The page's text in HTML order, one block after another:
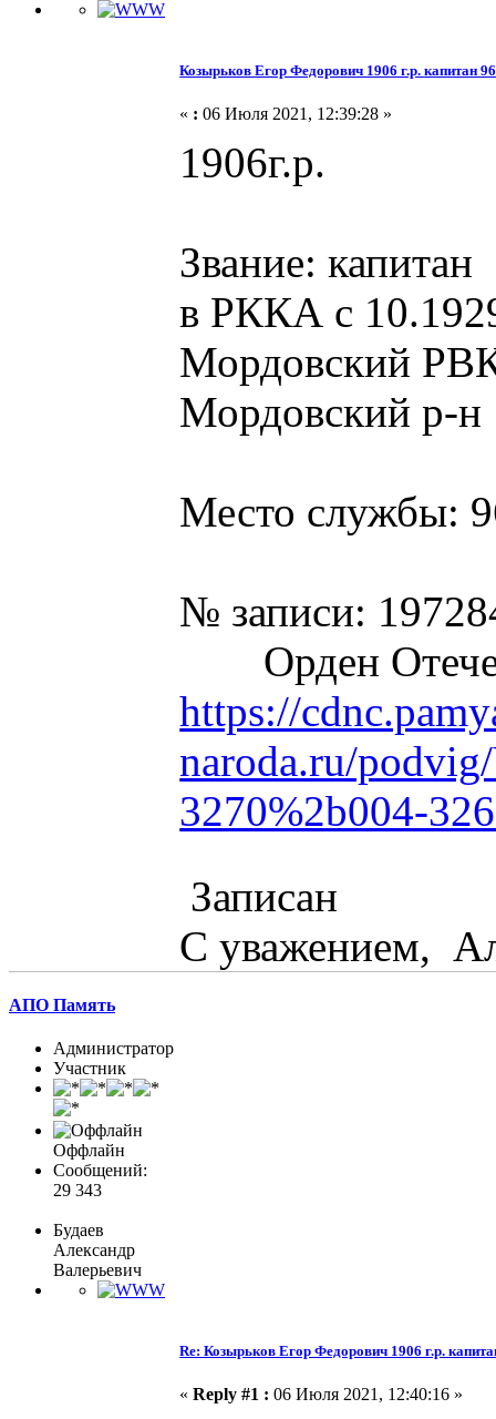
Козырьков Егор Федорович 1906 г.р. капитан
« : 06 Июля 2021, 12:39:28 »
1906г.р.
Звание: капитан
в РККА с
Мордовский
Мордовский р-н
Место службы:
№ записи:
Орден
https://
naroda.ru/
3270%2b004-
Записан
С уважением,
АПО Память
Администратор
Участник
Оффлайн
Сообщений:
29 343
Будаев
Александр
Валерьевич
Re: Козырьков Егор Федорович 1906 г.р.
«Reply #1 : 06 Июля 2021, 12:40:16 »